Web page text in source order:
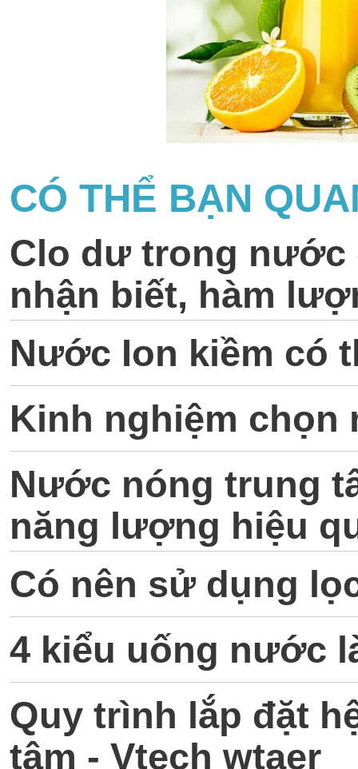
CÓ THỂ BẠN
Clo dư trong nước
nhận biết, hàm
Nước Ion kiềm có
Kinh nghiệm chọn
Nước nóng trung
năng lượng hiệu
Có nên sử dụng
4 kiểu uống nước
Quy trình lắp đặt
tâm - Vtech wtaer